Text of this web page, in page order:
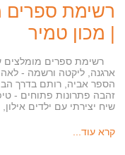
רשימת ספרים
| מכון טמיר
רשימת ספרים מומלצים
ארגנה, ליקטה ורשמה -
הספר אביה, רותם בדרך
זהבה פתרונות פתוחים -
שיח יצירתי עם ילדים אילון,
קרא עוד...